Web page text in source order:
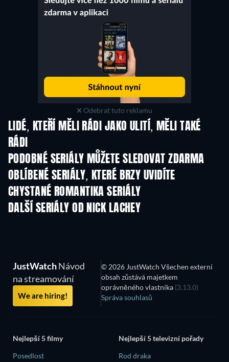
Odebrat tuto reklamu
LIDÉ, KTEŘÍ MĚLI RÁDI JAKO ULITÍ, MĚLI TAKÉ
RÁDI
PODOBNÉ SERIÁLY MŮŽETE SLEDOVAT ZDARMA
TV TV
OBLÍBENÉ SERIÁLY, KTERÉ BRZY UVIDÍTE
TV TV
CHYSTANÉ ROMANTIKA SERIÁLY
Řada 3 Řada 1
DALŠÍ SERIÁLY OD NICK LACHEY
JustWatchNávod
na streamování
We are hiring!
© 2026 JustWatch Všechen externí
obsah zůstává majetkem
oprávněného vlastníka (3.13.0)
Správa souhlasů
Nejlepší 5 filmy
Posedlost
Nejlepší 5 televizní pořady
Rod draka